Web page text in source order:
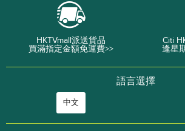
HKTVmall派送貨品
買滿指定金額免運費>>
Citi
逢星
語言選擇
中文